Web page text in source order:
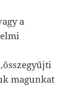
a
magunkat